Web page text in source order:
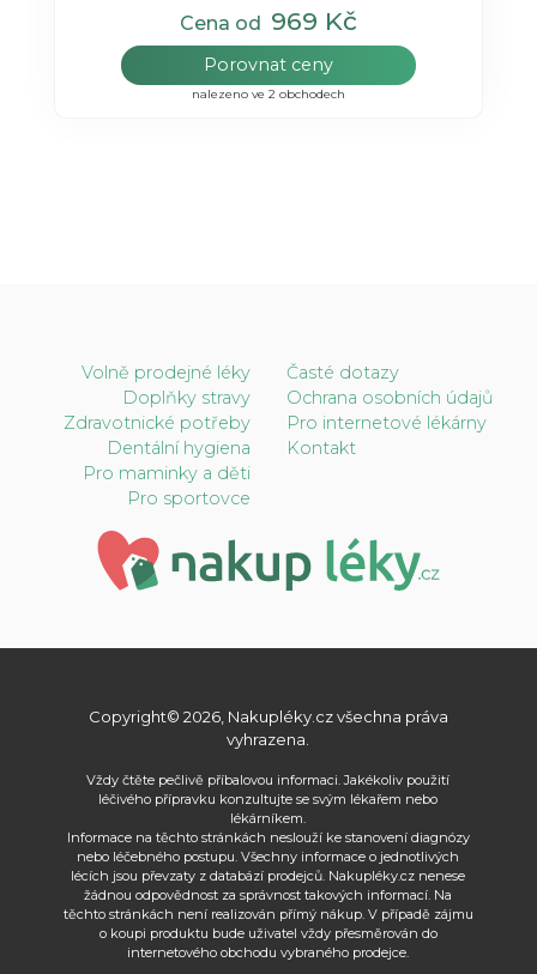
Cena od 969 Kč
Porovnat ceny
nalezeno ve 2 obchodech
Volně prodejné léky
Doplňky stravy
Zdravotnické potřeby
Dentální hygiena
Pro maminky a děti
Pro sportovce
Časté dotazy
Ochrana osobních údajů
Pro internetové lékárny
Kontakt
Copyright© 2026, Nakupléky.cz všechna práva
vyhrazena.
Vždy čtěte pečlivě příbalovou informaci. Jakékoliv použití
léčivého přípravku konzultujte se svým lékařem nebo
lékárníkem.
Informace na těchto stránkách neslouží ke stanovení diagnózy
nebo léčebného postupu. Všechny informace o jednotlivých
lécích jsou převzaty z databází prodejců. Nakupléky.cz nenese
žádnou odpovědnost za správnost takových informací. Na
těchto stránkách není realizován přímý nákup. V případě zájmu
o koupi produktu bude uživatel vždy přesměrován do
internetového obchodu vybraného prodejce.